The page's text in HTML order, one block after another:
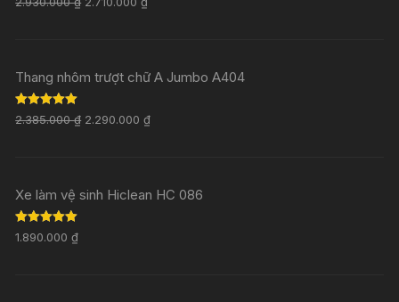
out of 5
Thang nhôm trượt chữ A Jumbo A404
Rated 5.00
out of 5
2.385.000₫ 2.290.000₫
Xe làm vệ sinh Hiclean HC 086
Rated 5.00
out of 5
1.890.000₫